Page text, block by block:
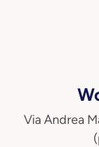
Via Andrea